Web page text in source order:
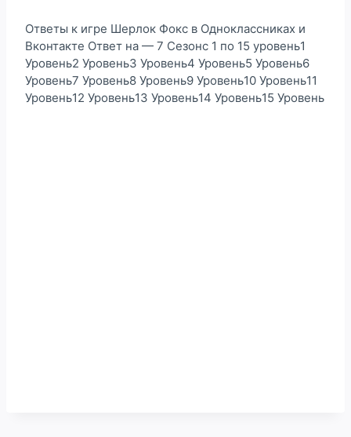
Ответы к игре Шерлок Фокс в Одноклассниках и
Вконтакте Ответ на — 7 Сезонс 1 по 15 уровень1
Уровень2 Уровень3 Уровень4 Уровень5 Уровень6
Уровень7 Уровень8 Уровень9 Уровень10 Уровень11
Уровень12 Уровень13 Уровень14 Уровень15 Уровень